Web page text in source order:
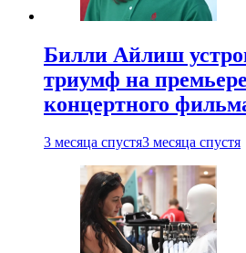
Билли Айлиш
триумф на премьере
концертного
3 месяца спустя3 месяца спустя